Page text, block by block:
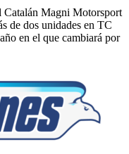
Catalán Magni Motorsport
de dos unidades en TC
en el que cambiará por